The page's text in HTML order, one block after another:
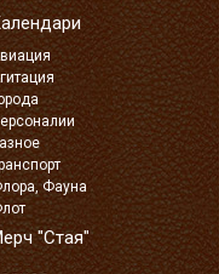
Фауна
"Стая"